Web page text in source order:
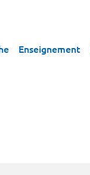
Enseignement